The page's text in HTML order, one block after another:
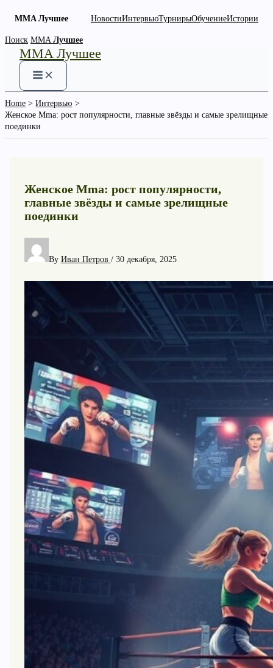
MMA Лучшее НовостиИнтервьюТурнирыОбучениеИстории
Skip
content
Поиск MMA Лучшее
MMA Лучшее
Home
Интервью
Женское Mma: рост популярности, главные звёзды и самые зрелищные
поединки
Женское Mma: рост популярности,
главные звёзды и самые зрелищные
поединки
By Иван Петров / 30 декабря, 2025